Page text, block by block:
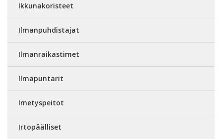
Ikkunakoristeet
Ilmanpuhdistajat
Ilmanraikastimet
Ilmapuntarit
Imetyspeitot
Irtopäälliset